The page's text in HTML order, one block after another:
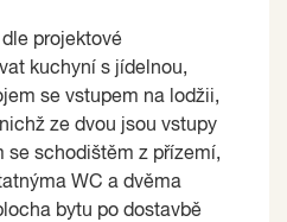
projektové
kuchyní s jídelnou,
se vstupem na lodžii,
ze dvou jsou vstupy
se schodištěm z přízemí,
WC a dvěma
bytu po dostavbě